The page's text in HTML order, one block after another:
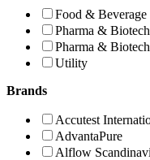
Food & Beverage
Pharma &
Pharma &
Utility
Brands
Accutest
AdvantaPure
Alflow